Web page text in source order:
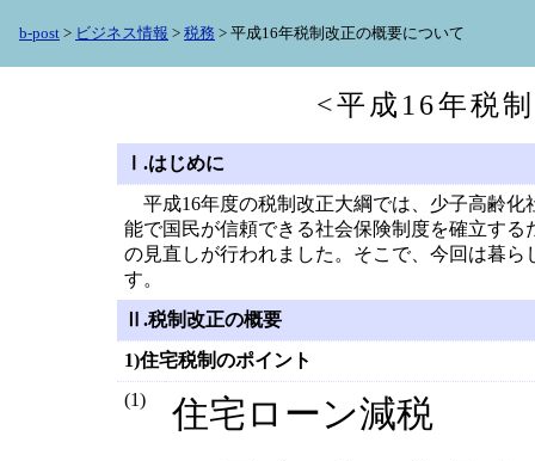
b-post > ビジネス情報 > 税務 > 平成16年税制改正の概要について
<平成16年税
Ⅰ.はじめに
平成16年度の税制改正大綱では、少子高齢化
能で国民が信頼できる社会保険制度を確立す
の見直しが行われました。そこで、今回は暮
す。
Ⅱ.税制改正の概要
1)住宅税制のポイント
(1)
住宅ローン減税